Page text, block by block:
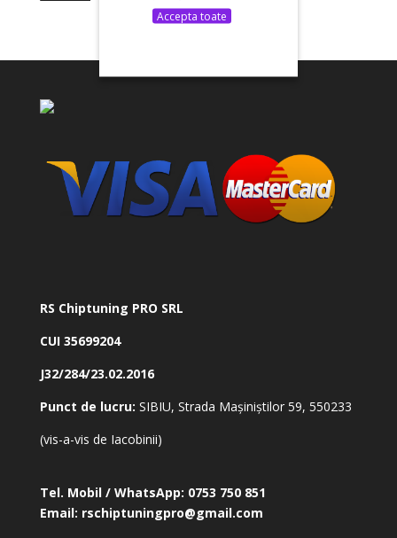
RS Chiptuning PRO SRL
CUI 35699204
J32/284/23.02.2016
Punct de lucru: SIBIU, Strada Mașiniștilor 59, 550233
(vis-a-vis de Iacobinii)
Tel. Mobil / WhatsApp: 0753 750 851
Email: rschiptuningpro@gmail.com
Accepta toate